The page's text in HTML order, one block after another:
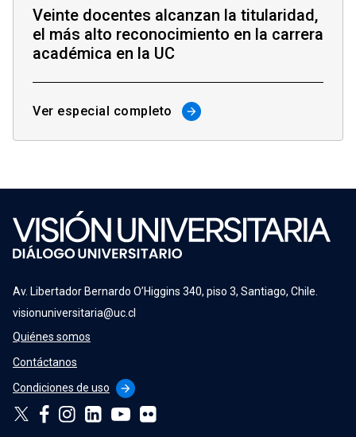
Veinte docentes alcanzan la titularidad,
el más alto reconocimiento en la carrera
académica en la UC
Ver especial completo arrow_forward
Av. Libertador Bernardo O’Higgins 340, piso 3, Santiago, Chile.
visionuniversitaria@uc.cl
Quiénes somos
Contáctanos
Condiciones de uso
arrow_forward